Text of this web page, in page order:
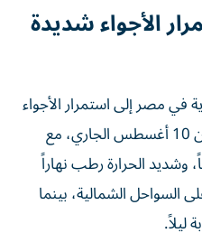
الأجواء شديدة
في مصر إلى استمرار الأجواء
شديدة الحرارة الرطوبة غداً الاثنين 10 أغسطس الجاري، مع
الحرارة رطب نهاراً
السواحل الشمالية، بينما
ليلاً.